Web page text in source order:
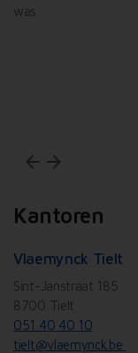
was.
arrow_back arrow_forward
Kantoren
Vlaemynck Tielt
Sint-Janstraat 185
8700 Tielt
051 40 40 10
tielt@vlaemynck.be